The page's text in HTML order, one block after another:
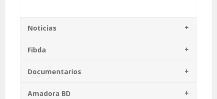
Noticias
Fibda
Documentarios
Amadora BD